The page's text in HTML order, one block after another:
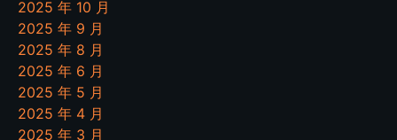
2025 年 10 月
2025 年 9 月
2025 年 8 月
2025 年 6 月
2025 年 5 月
2025 年 4 月
2025 年 3 月